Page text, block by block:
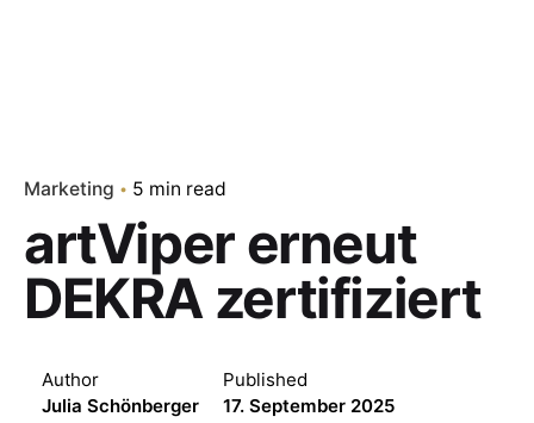
Marketing 5 min read
artViper erneut
DEKRA zertifiziert
Author
Julia Schönberger
Published
17. September 2025